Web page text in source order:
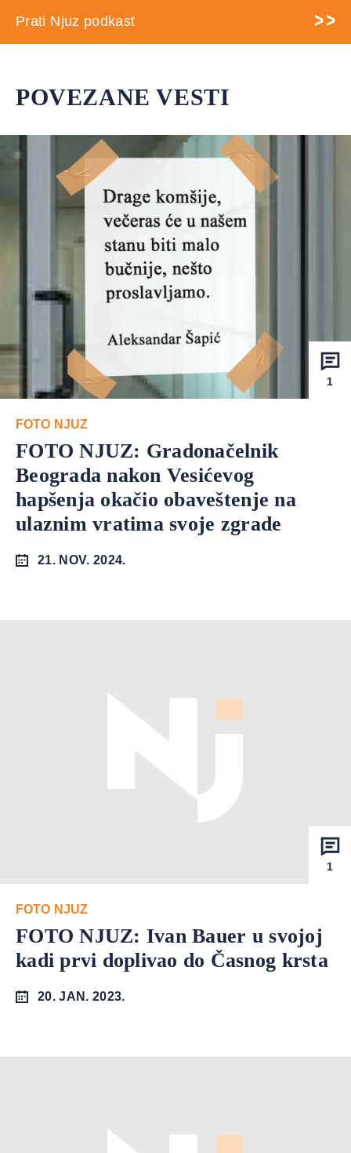
Prati Njuz podkast
POVEZANE VESTI
1
FOTO NJUZ
FOTO NJUZ: Gradonačelnik
Beograda nakon Vesićevog
hapšenja okačio obaveštenje na
ulaznim vratima svoje zgrade
21. NOV. 2024.
1
FOTO NJUZ
FOTO NJUZ: Ivan Bauer u svojoj
kadi prvi doplivao do Časnog krsta
20. JAN. 2023.